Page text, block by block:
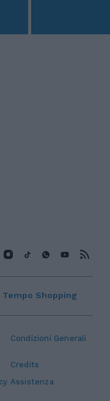
Condizioni Generali
Credits
Assistenza
Tempo Shopping